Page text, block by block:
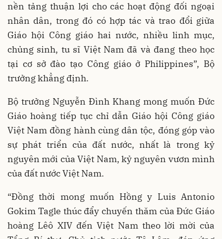
nền tảng thuận lợi cho các hoạt động đối ngoại
nhân dân, trong đó có hợp tác và trao đổi giữa
Giáo hội Công giáo hai nước, nhiều linh mục,
chủng sinh, tu sĩ Việt Nam đã và đang theo học
tại cơ sở đào tạo Công giáo ở Philippines”, Bộ
trưởng khẳng định.
Bộ trưởng Nguyễn Đình Khang mong muốn Đức
Giáo hoàng tiếp tục chỉ dẫn Giáo hội Công giáo
Việt Nam đồng hành cùng dân tộc, đóng góp vào
sự phát triển của đất nước, nhất là trong kỷ
nguyên mới của Việt Nam, kỷ nguyên vươn mình
của đất nước Việt Nam.
“Đồng thời mong muốn Hồng y Luis Antonio
Gokim Tagle thúc đẩy chuyến thăm của Đức Giáo
hoàng Lêô XIV đến Việt Nam theo lời mời của